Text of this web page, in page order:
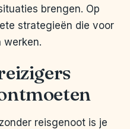
brengen. Op
strategieën die voor
werken.
reisgenoot is je